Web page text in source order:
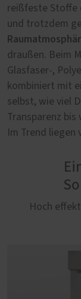
reißfeste Stoffe
und trotzdem
draußen. Beim
Glasfaser-,
kombiniert mit
selbst, wie viel
Transparenz bis
Im Trend
Hoch